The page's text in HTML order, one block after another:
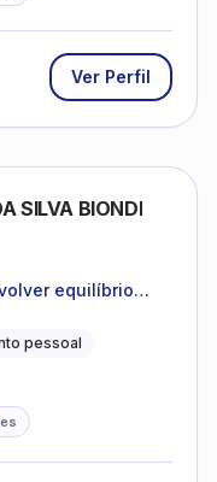
Ver Perfil
SILVA BIONDI
equilíbrio
pessoal